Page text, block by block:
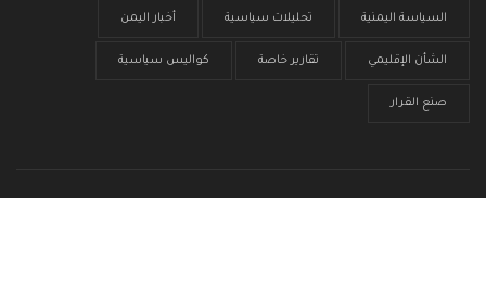
السياسة اليمنية تحليلات سياسية أخبار اليمن
الشأن الإقليمي تقارير خاصة كواليس سياسية
صنع القرار